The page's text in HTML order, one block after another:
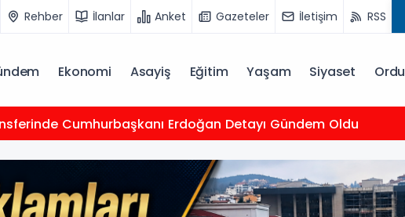
Rehber İlanlar Anket Gazeteler İletişim RSS
Ekonomi Asayiş Eğitim Yaşam Siyaset Ordu
Cumhurbaşkanı Erdoğan Detayı Gündem Oldu